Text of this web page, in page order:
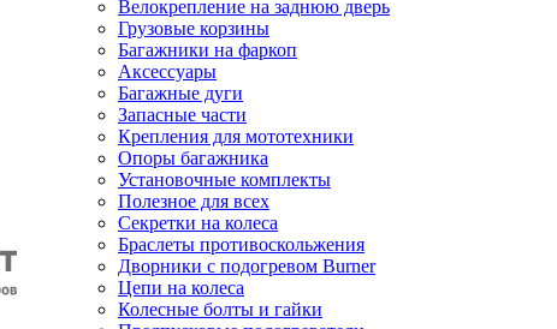
Велокрепление на заднюю дверь
Грузовые корзины
Багажники на фаркоп
Аксессуары
Багажные дуги
Запасные части
Крепления для мототехники
Опоры багажника
Установочные комплекты
Полезное для всех
Секретки на колеса
Браслеты противоскольжения
Дворники с подогревом Burner
Цепи на колеса
Колесные болты и гайки